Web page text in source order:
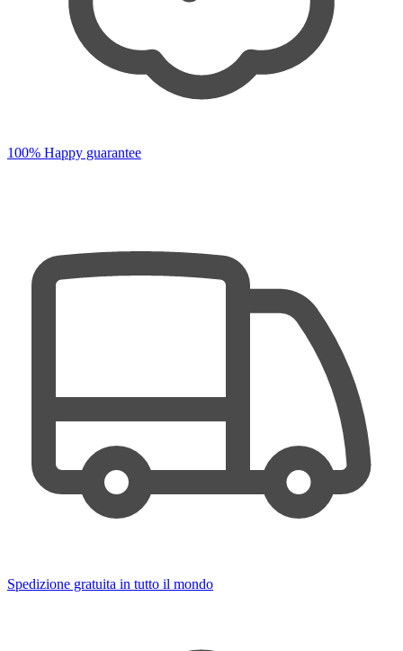
100% Happy guarantee
Spedizione gratuita in tutto il mondo